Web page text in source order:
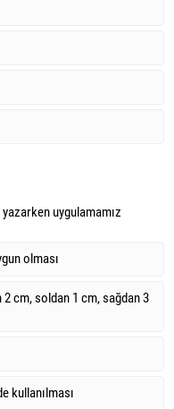
uygulamamız
olması
cm, soldan 1 cm, sağdan 3
kullanılması